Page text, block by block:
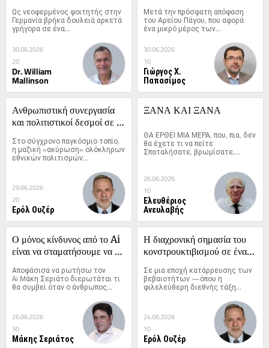
Ως νεοφερμένος φοιτητής στην
Γερμανία βρήκα δουλειά αρκετά
γρήγορα σε ένα...
30.06.2026
20
Dr. William
Mallinson
Μετά την πρόσφατη απόφαση
του Αρείου Πάγου, που αφορά
ένα μικρό μέρος των...
30.06.2026
10
Γιώργος Χ.
Παπασίμος
Ανθρωπιστική συνεργασία
και πολιτιστικοί δεσμοί σε
κόσμο
Στο σύγχρονο παγκόσμιο τοπίο,
η μαζική «ακύρωση» ολόκληρων
εθνικών πολιτισμών...
29.06.2026
20
Ερόλ Ουζέρ
ΞΑΝΑ ΚΑΙ ΞΑΝΑ
ΘΑ ΕΡΘΕΙ ΜΙΑ ΜΕΡΑ, που, πια, δεν
θα έχετε τι να πείτε
Σπαταλήσατε, βρωμίσατε,...
26.06.2026
10
Ελευθέριος
Ανευλαβής
Ο μόνος κίνδυνος από το Ai
είναι να σταματήσουμε να
Αποφάσισα να ρωτήσω τον
Ai Mάκη Σεριάτο διερωτάται τι
θα συμβεί όταν ο άνθρωπος...
26.06.2026
30
Μάκης Σεριάτος
Η διαχρονική σημασία του
κονστρουκτιβισμού σε έναν
Σε μια εποχή κατάρρευσης των
βεβαιοτήτων —όπου η
φιλελεύθερη διεθνής τάξη...
24.06.2026
10
Ερόλ Ουζέρ